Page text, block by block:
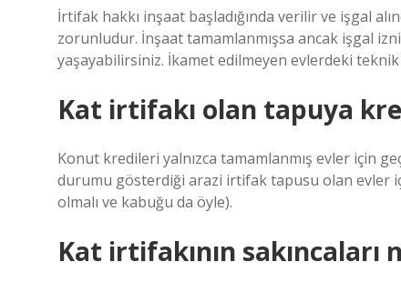
İrtifak hakkı inşaat başladığında verilir ve işgal
zorunludur. İnşaat tamamlanmışsa ancak işgal
yaşayabilirsiniz. İkamet edilmeyen evlerdeki
Kat irtifakı olan tapuya
Konut kredileri yalnızca tamamlanmış evler için
durumu gösterdiği arazi irtifak tapusu olan evler
olmalı ve kabuğu da öyle).
Kat irtifakının sakıncaları